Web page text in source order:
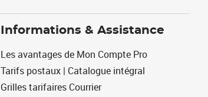
Informations & Assistance
Les avantages de Mon Compte Pro
Tarifs postaux | Catalogue intégral
Grilles tarifaires Courrier